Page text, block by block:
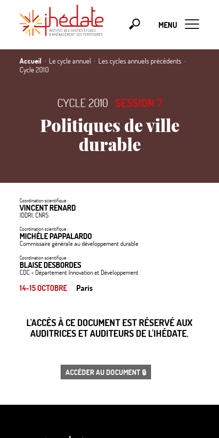
MENU
Accueil Le cycle annuel
Les cycles annuels précédents
Cycle 2010
CYCLE 2010 · SESSION 7
Politiques de ville
durable
Coordination scientifique :
VINCENT RENARD
IDDRI, CNRS
Coordination scientifique :
MICHÈLE PAPPALARDO
Commissaire générale au développement durable
Coordination scientifique :
BLAISE DESBORDES
CDC - Département Innovation et Développement
14-15 OCTOBRE Paris
L'ACCÈS À CE DOCUMENT EST RÉSERVÉ AUX
AUDITRICES ET AUDITEURS DE L'IHÉDATE.
ACCÉDER AU DOCUMENT 🔒